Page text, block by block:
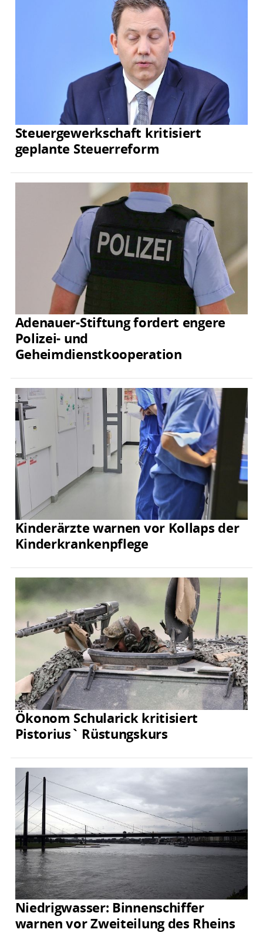
Steuergewerkschaft kritisiert
geplante Steuerreform
Adenauer-Stiftung fordert engere
Polizei- und
Geheimdienstkooperation
Kinderärzte warnen vor Kollaps der
Kinderkrankenpflege
Ökonom Schularick kritisiert
Pistorius` Rüstungskurs
Niedrigwasser: Binnenschiffer
warnen vor Zweiteilung des Rheins